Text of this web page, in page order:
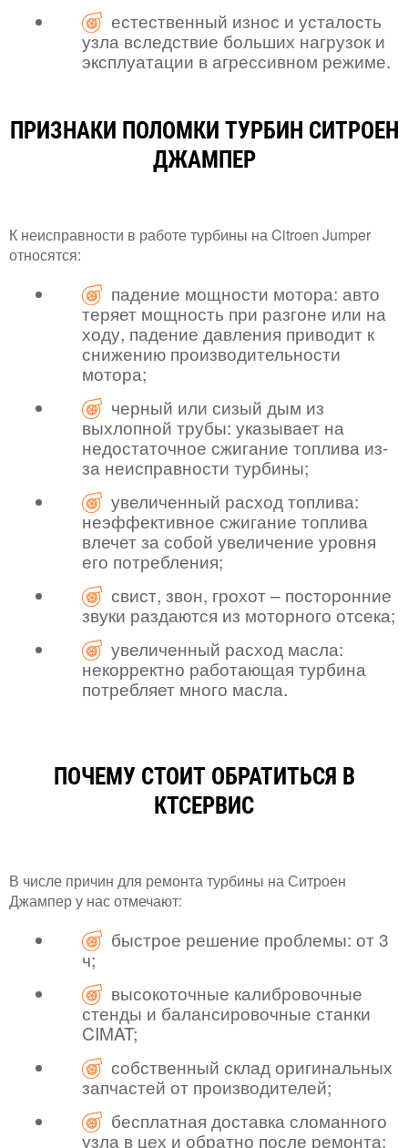
естественный износ и усталость
узла вследствие больших нагрузок и
эксплуатации в агрессивном режиме.
ПРИЗНАКИ ПОЛОМКИ ТУРБИН СИТРОЕН
ДЖАМПЕР
К неисправности в работе турбины на Citroen Jumper
относятся:
падение мощности мотора: авто
теряет мощность при разгоне или на
ходу, падение давления приводит к
снижению производительности
мотора;
черный или сизый дым из
выхлопной трубы: указывает на
недостаточное сжигание топлива из-
за неисправности турбины;
увеличенный расход топлива:
неэффективное сжигание топлива
влечет за собой увеличение уровня
его потребления;
свист, звон, грохот – посторонние
звуки раздаются из моторного отсека;
увеличенный расход масла:
некорректно работающая турбина
потребляет много масла.
ПОЧЕМУ СТОИТ ОБРАТИТЬСЯ В
КТСЕРВИС
В числе причин для ремонта турбины на Ситроен
Джампер у нас отмечают:
быстрое решение проблемы: от 3
ч;
высокоточные калибровочные
стенды и балансировочные станки
CIMAT;
собственный склад оригинальных
запчастей от производителей;
бесплатная доставка сломанного
узла в цех и обратно после ремонта;